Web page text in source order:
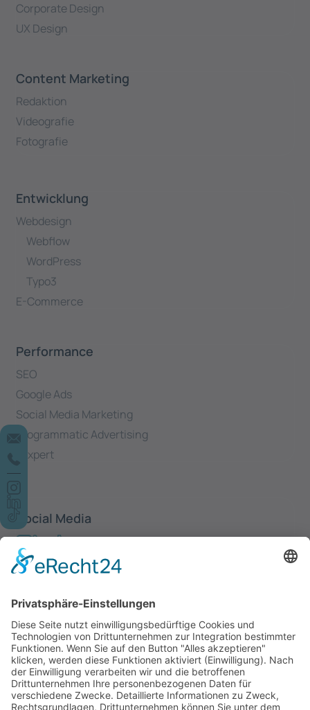
Corporate Design
UX Design
Content Marketing
Redaktion
Videografie
Fotografie
Entwicklung
Webdesign
Webflow
WordPress
Typo3
E-Commerce
Performance
SEO
Google Ads
Social Media Marketing
Programmatic Advertising
Yexpert
Social Media
Newsletter
Anmelden